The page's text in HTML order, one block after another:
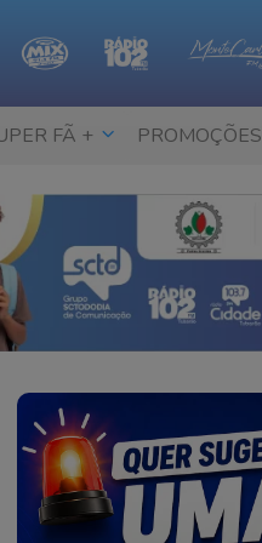
FÃ + PROMOÇÕES